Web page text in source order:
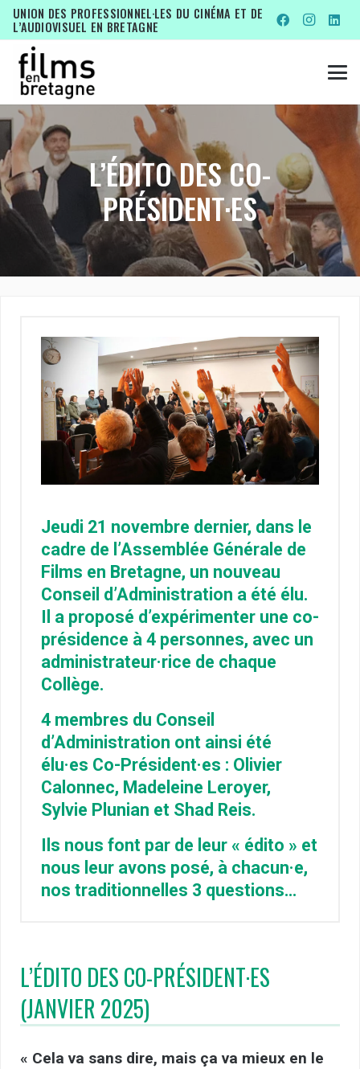
UNION DES PROFESSIONNEL·LES DU CINÉMA ET DE
L’AUDIOVISUEL EN BRETAGNE
L’ÉDITO DES CO-
PRÉSIDENT·ES
Jeudi 21 novembre dernier, dans le
cadre de l’Assemblée Générale de
Films en Bretagne, un nouveau
Conseil d’Administration a été élu.
Il a proposé d’expérimenter une co-
présidence à 4 personnes, avec un
administrateur·rice de chaque
Collège.
4 membres du Conseil
d’Administration ont ainsi été
élu·es Co-Président·es : Olivier
Calonnec, Madeleine Leroyer,
Sylvie Plunian et Shad Reis.
Ils nous font par de leur « édito » et
nous leur avons posé, à chacun·e,
nos traditionnelles 3 questions…
L’ÉDITO DES CO-PRÉSIDENT·ES
(JANVIER 2025)
« Cela va sans dire, mais ça va mieux en le